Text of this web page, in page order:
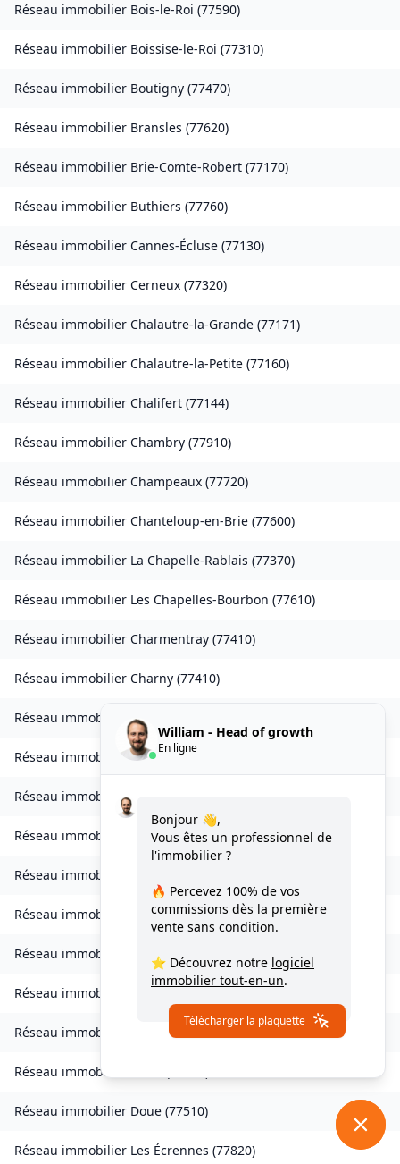
Réseau immobilier Bois-le-Roi (77590)
Réseau immobilier Boissise-le-Roi (77310)
Réseau immobilier Boutigny (77470)
Réseau immobilier Bransles (77620)
Réseau immobilier Brie-Comte-Robert (77170)
Réseau immobilier Buthiers (77760)
Réseau immobilier Cannes-Écluse (77130)
Réseau immobilier Cerneux (77320)
Réseau immobilier Chalautre-la-Grande (77171)
Réseau immobilier Chalautre-la-Petite (77160)
Réseau immobilier Chalifert (77144)
Réseau immobilier Chambry (77910)
Réseau immobilier Champeaux (77720)
Réseau immobilier Chanteloup-en-Brie (77600)
Réseau immobilier La Chapelle-Rablais (77370)
Réseau immobilier Les Chapelles-Bourbon (77610)
Réseau immobilier Charmentray (77410)
Réseau immobilier Charny (77410)
Réseau immobilierChessy
Réseau immobilier Combs-la-Ville
Réseau immobilierCompans
Réseau immobilier Condé-Sainte-Libiaire(77450)
Réseau immobilier
Réseau immobilier Courchamp(77560)
Réseau immobilier Crouy-sur-Ourcq 77840
Réseau immobilier
Réseau immobilier Dampmart 77400
Réseau immobilier
Réseau immobilier Doue (77510)
Réseau immobilier Les Écrennes (77820)
William - Head of growth
En ligne
Bonjour 👋,
Vous êtes un professionnel de
l'immobilier ?
🔥 Percevez 100% de vos
commissions dès la première
vente sans condition.
⭐ Découvrez notre logiciel
immobilier tout-en-un.
Télécharger la plaquette